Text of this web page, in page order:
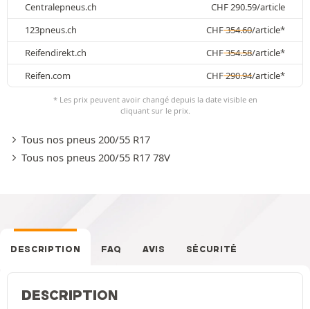
Centralepneus.ch CHF290.59/article
123pneus.ch
CHF354.60/article*
Reifendirekt.ch
CHF354.58/article*
Reifen.com
CHF290.94/article*
* Les prix peuvent avoir changé depuis la date visible en
cliquant sur le prix.
Tous nos pneus 200/55 R17
Tous nos pneus 200/55 R17 78V
DESCRIPTION FAQ AVIS SÉCURITÉ
DESCRIPTION